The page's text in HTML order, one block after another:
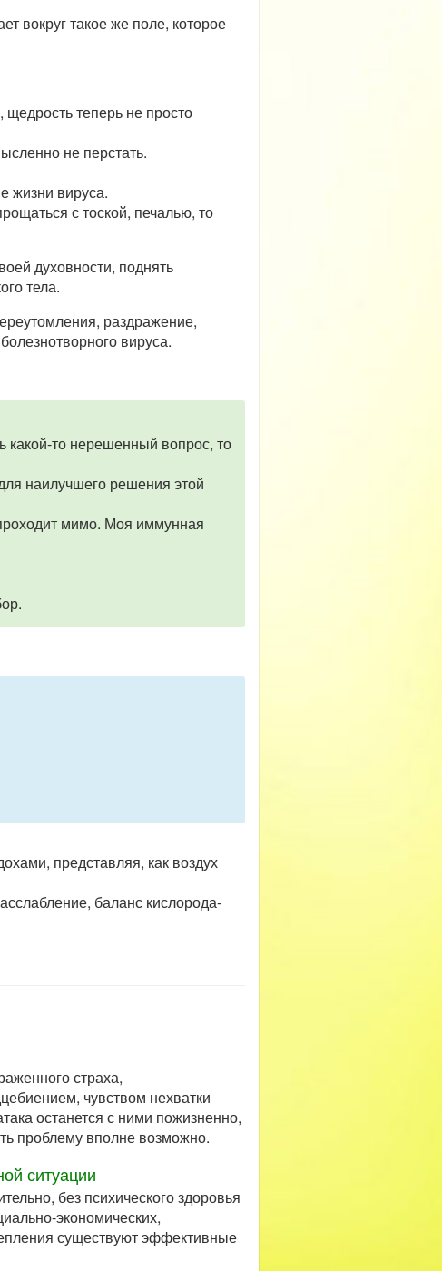
вокруг такое же поле, которое
теперь не просто
не перстать.
жизни вируса.
с тоской, печалью, то
духовности, поднять
тела.
раздражение,
вируса.
какой-то нерешенный вопрос, то
наилучшего решения этой
мимо. Моя иммунная
представляя, как воздух
баланс кислорода-
страха,
чувством нехватки
останется с ними пожизненно,
проблему вполне возможно.
ситуации
без психического здоровья
экономических,
существуют эффективные